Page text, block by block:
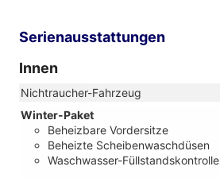
Serienausstattungen
Innen
Nichtraucher-Fahrzeug
Winter-Paket
Beheizbare Vordersitze
Beheizte Scheibenwaschdüsen
Waschwasser-Füllstandskontrolle